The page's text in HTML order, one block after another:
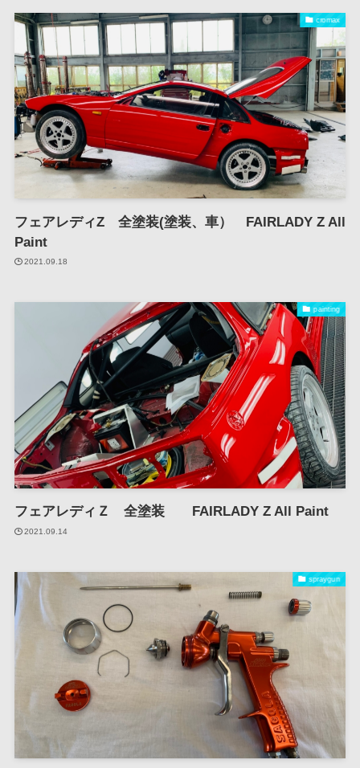
cromax
フェアレディZ 全塗装(塗装、車） FAIRLADY Z All
Paint
2021.09.18
painting
フェアレディＺ 全塗装 FAIRLADY Z All Paint
2021.09.14
spraygun